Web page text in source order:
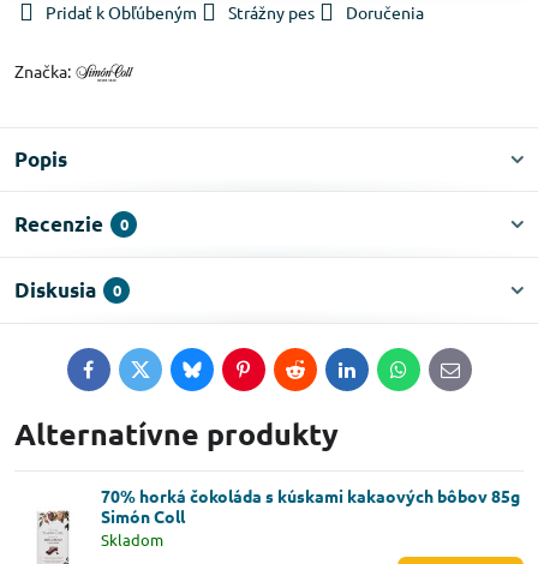
Pridať k Obľúbeným Strážny pes Doručenia
Značka:
Popis
Recenzie 0
Diskusia 0
FacebookTwitterBlueskyPinterestRedditLinkedInWhatsApp
E-
mail
Alternatívne produkty
70% horká čokoláda s kúskami kakaových bôbov 85g
Simón Coll
Skladom